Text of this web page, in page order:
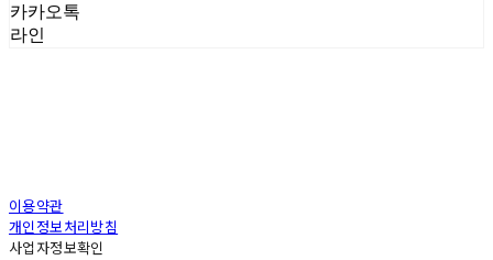
카카오톡
라인
이용약관
개인정보처리방침
사업자정보확인